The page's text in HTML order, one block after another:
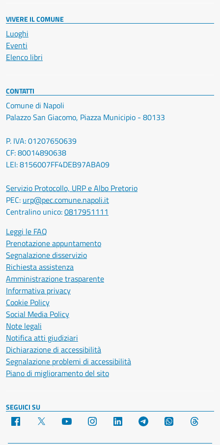
VIVERE IL COMUNE
Luoghi
Eventi
Elenco libri
CONTATTI
Comune di Napoli
Palazzo San Giacomo, Piazza Municipio - 80133
P. IVA: 01207650639
CF: 80014890638
LEI: 8156007FF4DEB97ABA09
Servizio Protocollo, URP e Albo Pretorio
PEC: urp@pec.comune.napoli.it
Centralino unico:0817951111
Leggi le FAQ
Prenotazione appuntamento
Segnalazione disservizio
Richiesta assistenza
Amministrazione trasparente
Informativa privacy
Cookie Policy
Social Media Policy
Note legali
Notifica atti giudiziari
Dichiarazione di accessibilità
Segnalazione problemi di accessibilità
Piano di miglioramento del sito
SEGUICI SU
Facebook YouTube Instagram LinkedIn Telegram WhatsApp